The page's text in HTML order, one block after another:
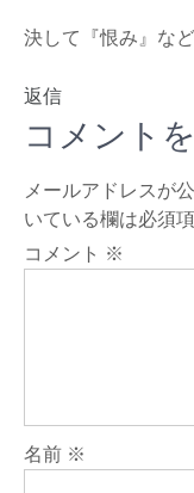
決して『恨み』な
返信
コメント
メールアドレスが
いている欄は必須
コメント ※
名前 ※